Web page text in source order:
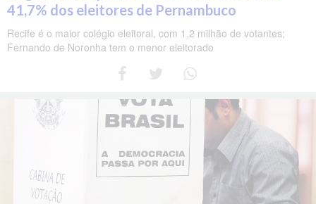
41,7% dos eleitores de Pernambuco
Recife é o maior colégio eleitoral, com 1,2 milhão de votantes;
Fernando de Noronha tem o menor eleitorado